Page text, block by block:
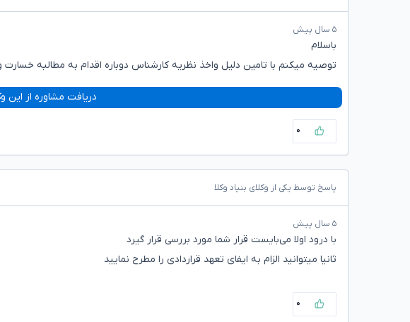
۵ سال پیش
باسلام
توصیه میکنم با تامین دلیل واخذ نظریه کارشناس دوباره اقدام به مطالبه
دریافت مشاوره از این
۰
پاسخ توسط یکی از وکلای بنیاد وکلا
۵ سال پیش
با درود اولا می‌بایست قرار شما مورد بررسی قرار گیرد
ثانیا میتوانید الزام به ایفای تعهد قراردادی را مطرح نمایید
۰